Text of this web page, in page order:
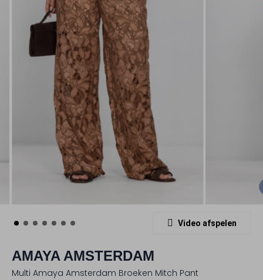
Video afspelen
AMAYA AMSTERDAM
Multi Amaya Amsterdam Broeken Mitch Pant